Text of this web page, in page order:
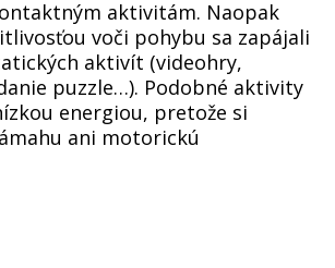
aktivitám. Naopak
voči pohybu sa zapájali
aktivít (videohry,
puzzle…). Podobné aktivity
energiou, pretože si
ani motorickú